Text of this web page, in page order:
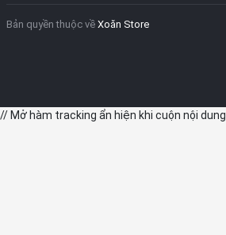
Bản quyền thuộc về Xoăn Store
// Mở hàm tracking ẩn hiện khi cuộn nội dung.